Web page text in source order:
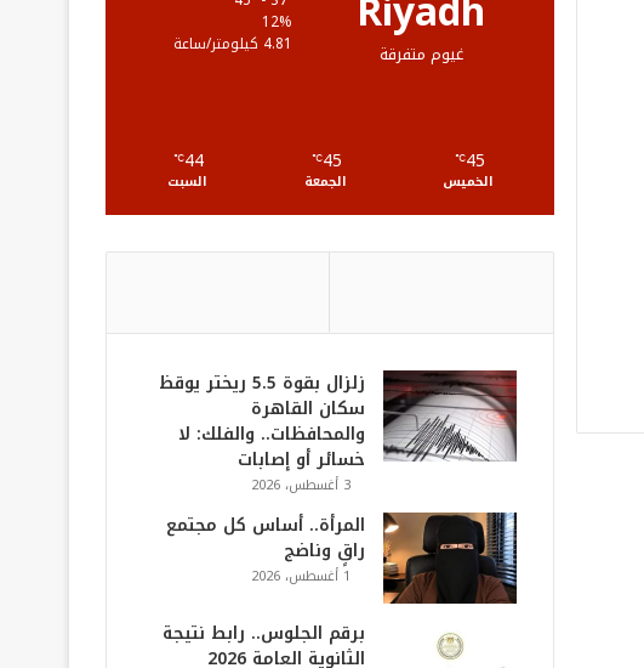
R
غيوم متفرقة
12%
4.81 كيلومتر/ساعة
45
℃
الخميس
45
℃
الجمعة
44
℃
السبت
زلزال بقوة 5.5 ريختر يوقظ
سكان القاهرة
والمحافظات.. والفلك: لا
خسائر أو إصابات
3 أغسطس، 2026
المرأة.. أساس كل مجتمع
راقٍ وناضج
1 أغسطس، 2026
برقم الجلوس.. رابط نتيجة
الثانوية العامة 2026